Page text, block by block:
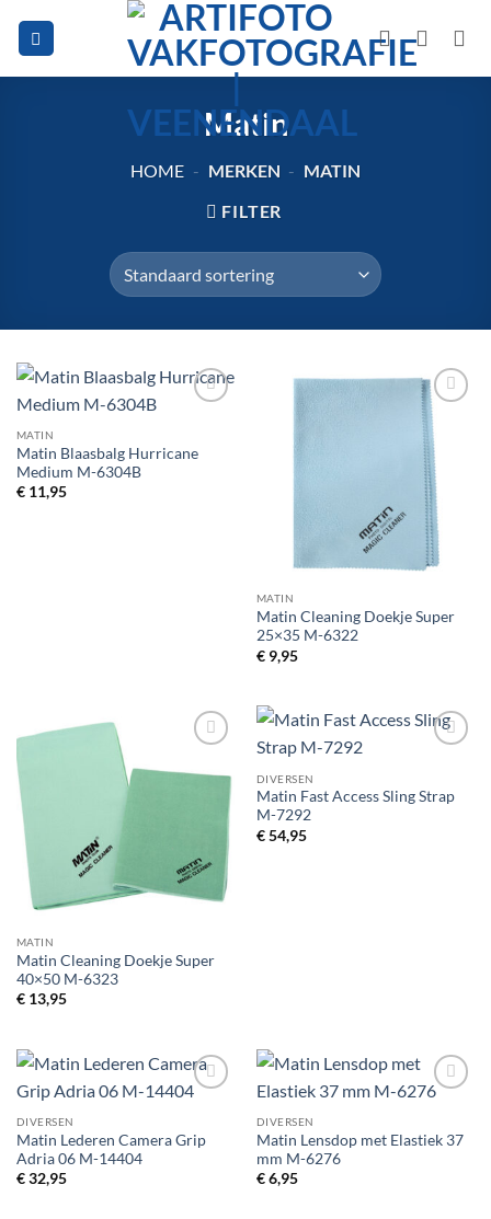
naar
Matin
HOME - MERKEN - MATIN
FILTER
verlanglijst
MATIN
Matin Blaasbalg Hurricane
Medium M-6304B
€11,95
Toevoegen
aan
verlanglijst
MATIN
Matin Cleaning Doekje Super
25×35 M-6322
€9,95
aan
MATIN
Matin Cleaning Doekje Super
40×50 M-6323
€13,95
verlanglijst
DIVERSEN
Matin Fast Access Sling Strap
M-7292
€54,95
verlanglijst
DIVERSEN
Matin Lederen Camera Grip
Adria 06 M-14404
€32,95
verlanglijst
DIVERSEN
Matin Lensdop met Elastiek 37
mm M-6276
€6,95